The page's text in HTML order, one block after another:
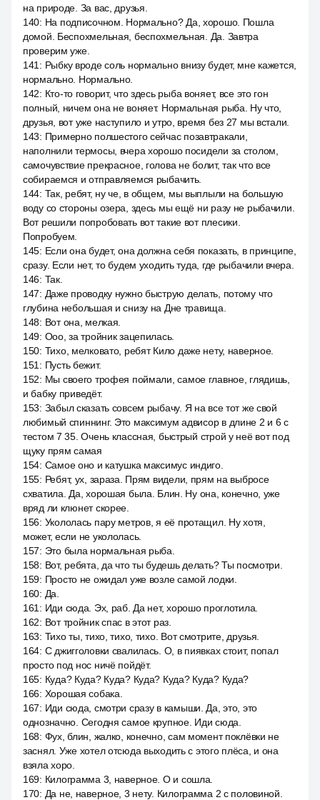
на природе. За вас, друзья.
140: На подписочном. Нормально? Да, хорошо. Пошла
домой. Беспохмельная, беспохмельная. Да. Завтра
проверим уже.
141 : Рыбку вроде соль нормально внизу будет, мне кажется,
нормально. Нормально.
142: Кто-то говорит, что здесь рыба воняет, все это гон
полный, ничем она не воняет. Нормальная рыба. Ну что,
друзья, вот уже наступило и утро, время без 27 мы встали.
143: Примерно полшестого сейчас позавтракали,
наполнили термосы, вчера хорошо посидели за столом,
самочувствие прекрасное, голова не болит, так что все
собираемся и отправляемся рыбачить.
144: Так, ребят, ну че, в общем, мы выплыли на большую
воду со стороны озера, здесь мы ещё ни разу не рыбачили.
Вот решили попробовать вот такие вот плесики.
Попробуем.
145: Если она будет, она должна себя показать, в принципе,
сразу. Если нет, то будем уходить туда, где рыбачили вчера.
146: Так.
147: Даже проводку нужно быструю делать, потому что
глубина небольшая и снизу на Дне травища.
148: Вот она, мелкая.
149: Ооо, за тройник зацепилась.
150: Тихо, мелковато, ребят Кило даже нету, наверное.
151 : Пусть бежит.
152: Мы своего трофея поймали, самое главное, глядишь,
и бабку приведёт.
153: Забыл сказать совсем рыбачу. Я на все тот же свой
любимый спиннинг. Это максимум адвисор в длине 2 и 6 с
тестом 7 35. Очень классная, быстрый строй у неё вот под
щуку прям самая
154: Самое оно и катушка максимус индиго.
155: Ребят, ух, зараза. Прям видели, прям на выбросе
схватила. Да, хорошая была. Блин. Ну она, конечно, уже
вряд ли клюнет скорее.
156: Укололась пару метров, я её протащил. Ну хотя,
может, если не укололась.
157: Это была нормальная рыба.
158: Вот, ребята, да что ты будешь делать? Ты посмотри.
159: Просто не ожидал уже возле самой лодки.
160: Да.
161 : Иди сюда. Эх, раб. Да нет, хорошо проглотила.
162: Вот тройник спас в этот раз.
163: Тихо ты, тихо, тихо, тихо. Вот смотрите, друзья.
164: С джигголовки свалилась. О, в пиявках стоит, попал
просто под нос ничё пойдёт.
165: Куда? Куда? Куда? Куда? Куда? Куда? Куда?
166: Хорошая собака.
167: Иди сюда, смотри сразу в камыши. Да, это, это
однозначно. Сегодня самое крупное. Иди сюда.
168: Фух, блин, жалко, конечно, сам момент поклёвки не
заснял. Уже хотел отсюда выходить с этого плёса, и она
взяла хоро.
169: Килограмма 3, наверное. О и сошла.
170: Да не, наверное, 3 нету. Килограмма 2 с половиной.